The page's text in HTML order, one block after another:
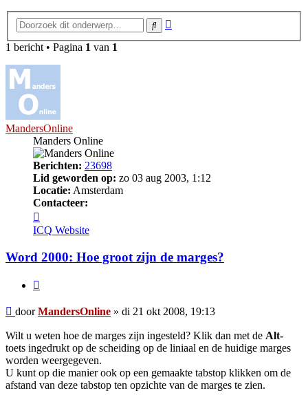
Zoek
1 bericht • Pagina 1 van 1
MandersOnline
Manders Online
Berichten: 23698
Lid geworden op: zo 03 aug 2003, 1:12
Locatie: Amsterdam
Contacteer:
MandersOnline
ICQ Website
Word 2000: Hoe groot zijn de marges?
Bericht
doorMandersOnline » di 21 okt 2008, 19:13
Wilt u weten hoe de marges zijn ingesteld? Klik dan met de Alt-
toets ingedrukt op de scheiding op de liniaal en de huidige marges
worden weergegeven.
U kunt op die manier ook op een gemaakte tabstop klikken om de
afstand van deze tabstop ten opzichte van de marges te zien.